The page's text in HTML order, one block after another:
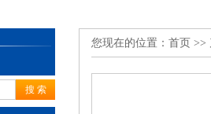
您现在的位置： 首页 >>